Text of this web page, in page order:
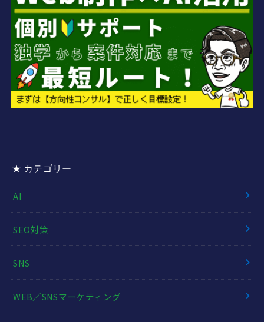
★ カテゴリー
AI
SEO対策
SNS
WEB／SNSマーケティング